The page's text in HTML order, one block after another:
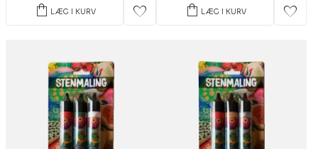
shopping_bag LÆG I KURV favorite shopping_bag LÆG I KURV favorite